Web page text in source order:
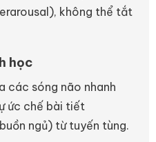
không thể tắt
học
các sóng não nhanh
ức chế bài tiết
ngủ) từ tuyến tùng.